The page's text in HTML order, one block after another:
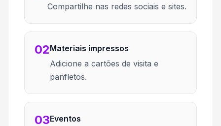
Compartilhe nas redes sociais e sites.
02Materiais impressos
Adicione a cartões de visita e
panfletos.
03Eventos